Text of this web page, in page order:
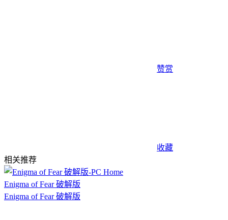
赞赏
收藏
相关推荐
Enigma of Fear 破解版
Enigma of Fear 破解版